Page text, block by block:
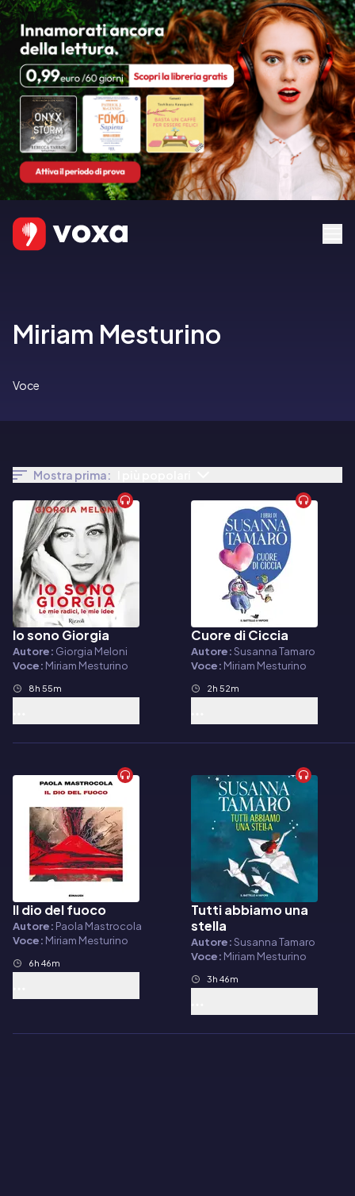
Miriam Mesturino
Voce
Mostra prima:
Audiolibro
Io sono Giorgia
Autore: Giorgia Meloni
Voce: Miriam Mesturino
8h 55m
Audiolibro
Cuore di Ciccia
Autore:Susanna Tamaro
Voce: Miriam Mesturino
2h 52m
Audiolibro
Il dio del fuoco
Autore: Paola Mastrocola
Voce: Miriam Mesturino
6h 46m
Audiolibro
Tutti abbiamo una
stella
Autore:Susanna Tamaro
Voce: Miriam Mesturino
3h 46m